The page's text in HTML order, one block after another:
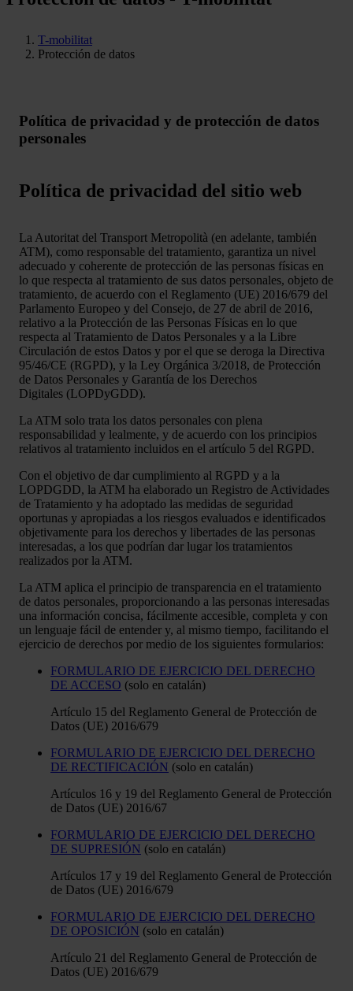
T-mobilitat
Protección de datos
Política de privacidad y de protección de datos
personales
Política de privacidad del sitio web
La Autoritat del Transport Metropolità (en adelante, también
ATM), como responsable del tratamiento, garantiza un nivel
adecuado y coherente de protección de las personas físicas en
lo que respecta al tratamiento de sus datos personales, objeto de
tratamiento, de acuerdo con el Reglamento (UE) 2016/679 del
Parlamento Europeo y del Consejo, de 27 de abril de 2016,
relativo a la Protección de las Personas Físicas en lo que
respecta al Tratamiento de Datos Personales y a la Libre
Circulación de estos Datos y por el que se deroga la Directiva
95/46/CE (RGPD), y la Ley Orgánica 3/2018, de Protección
de Datos Personales y Garantía de los Derechos
Digitales (LOPDyGDD).
La ATM solo trata los datos personales con plena
responsabilidad y lealmente, y de acuerdo con los principios
relativos al tratamiento incluidos en el artículo 5 del RGPD.
Con el objetivo de dar cumplimiento al RGPD y a la
LOPDGDD, la ATM ha elaborado un Registro de Actividades
de Tratamiento y ha adoptado las medidas de seguridad
oportunas y apropiadas a los riesgos evaluados e identificados
objetivamente para los derechos y libertades de las personas
interesadas, a los que podrían dar lugar los tratamientos
realizados por la ATM.
La ATM aplica el principio de transparencia en el tratamiento
de datos personales, proporcionando a las personas interesadas
una información concisa, fácilmente accesible, completa y con
un lenguaje fácil de entender y, al mismo tiempo, facilitando el
ejercicio de derechos por medio de los siguientes formularios:
FORMULARIO DE EJERCICIO DEL DERECHO
DE ACCESO (solo en catalán)
Artículo 15 del Reglamento General de Protección de
Datos (UE) 2016/679
FORMULARIO DE EJERCICIO DEL DERECHO
DE RECTIFICACIÓN (solo en catalán)
Artículos 16 y 19 del Reglamento General de Protección
de Datos (UE) 2016/67
FORMULARIO DE EJERCICIO DEL DERECHO
DE SUPRESIÓN (solo en catalán)
Artículos 17 y 19 del Reglamento General de Protección
de Datos (UE) 2016/679
FORMULARIO DE EJERCICIO DEL DERECHO
DE OPOSICIÓN (solo en catalán)
Artículo 21 del Reglamento General de Protección de
Datos (UE) 2016/679